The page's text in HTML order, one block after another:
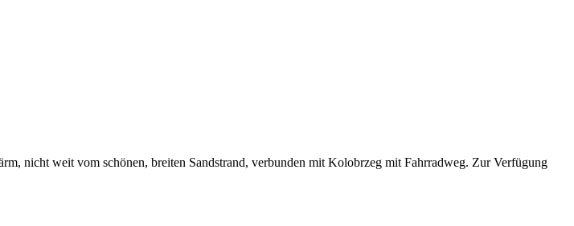
nicht weit vom schönen, breiten Sandstrand, verbunden mit Kolobrzeg mit Fahrradweg. Zur Verfügung